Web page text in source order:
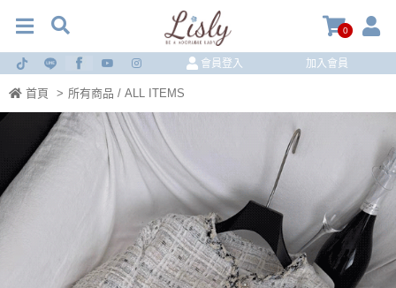
0
會員登入 加入會員
首頁 > 所有商品 / ALL ITEMS